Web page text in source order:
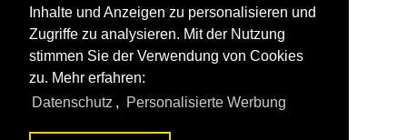
Inhalte und Anzeigen zu personalisieren und
Zugriffe zu analysieren. Mit der Nutzung
stimmen Sie der Verwendung von Cookies
zu. Mehr erfahren:
Datenschutz , Personalisierte Werbung